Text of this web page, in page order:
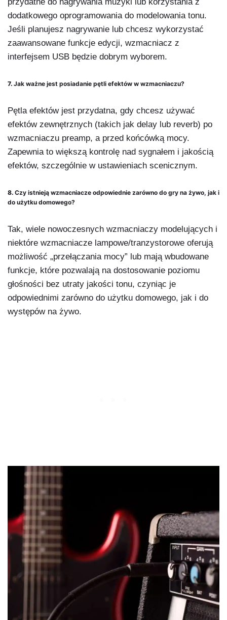
przydatne do nagrywania muzyki lub korzystania z
dodatkowego oprogramowania do modelowania tonu.
Jeśli planujesz nagrywanie lub chcesz wykorzystać
zaawansowane funkcje edycji, wzmacniacz z
interfejsem USB będzie dobrym wyborem.
7. Jak ważne jest posiadanie pętli efektów w wzmacniaczu?
Pętla efektów jest przydatna, gdy chcesz używać
efektów zewnętrznych (takich jak delay lub reverb) po
wzmacniaczu preamp, a przed końcówką mocy.
Zapewnia to większą kontrolę nad sygnałem i jakością
efektów, szczególnie w ustawieniach scenicznym.
8. Czy istnieją wzmacniacze odpowiednie zarówno do gry na żywo, jak i
do użytku domowego?
Tak, wiele nowoczesnych wzmacniaczy modelujących i
niektóre wzmacniacze lampowe/tranzystorowe oferują
możliwość „przełączania mocy” lub mają wbudowane
funkcje, które pozwalają na dostosowanie poziomu
głośności bez utraty jakości tonu, czyniąc je
odpowiednimi zarówno do użytku domowego, jak i do
występów na żywo.